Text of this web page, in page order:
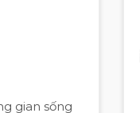
gian sống